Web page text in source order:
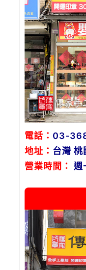
電話： 03-
地址： 台灣
營業時間：
週